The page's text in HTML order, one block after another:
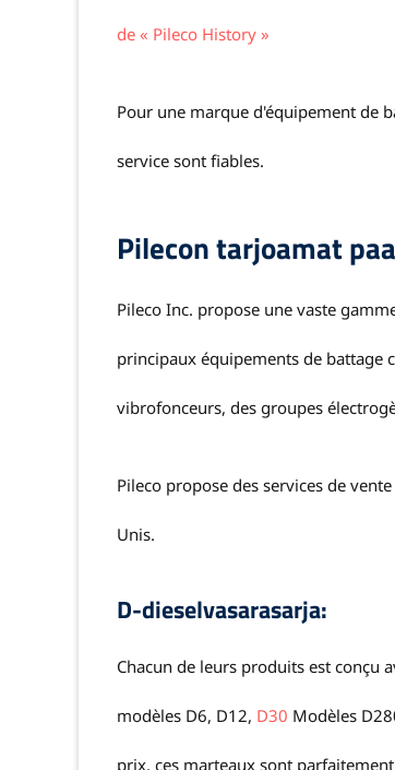
de « Pileco History »
Pour une marque d'équipement de
service sont fiables.
Pilecon tarjoamat
Pileco Inc. propose une vaste
principaux équipements de battage
vibrofonceurs, des groupes
Pileco propose des services de
Unis.
D-dieselvasarasarja:
Chacun de leurs produits est conçu
modèles D6, D12, D30 Modèles
prix, ces marteaux sont